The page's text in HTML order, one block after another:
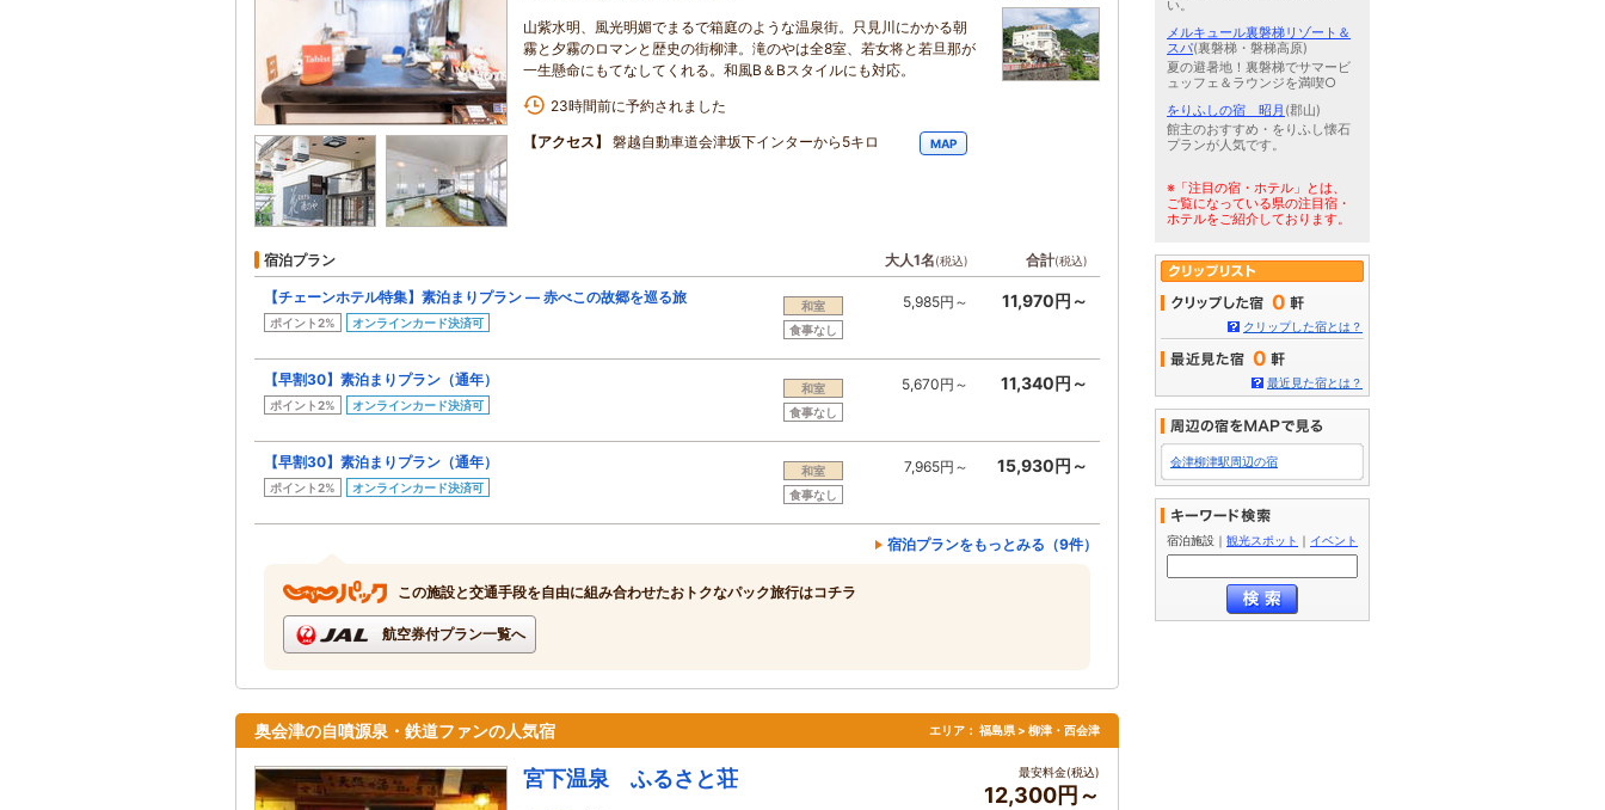
山紫水明、風光明媚でまるで箱庭のような温泉街。只見川にかかる朝
霧と夕霧のロマンと歴史の街柳津。滝のやは全8室、若女将と若旦那が
一生懸命にもてなしてくれる。和風B＆Bスタイルにも対応。
23時間前に予約されました
【アクセス】
磐越自動車道会津坂下インターから5キロ MAP
宿泊プラン 大人1名(税込) 合計(税込)
【チェーンホテル特集】素泊まりプラン ― 赤べこの故郷を巡る旅
ポイント2% オンラインカード決済可
和室
食事なし
5,985円～ 11,970円～
【早割30】素泊まりプラン（通年）
ポイント2% オンラインカード決済可
和室
食事なし
5,670円～ 11,340円～
【早割30】素泊まりプラン（通年）
ポイント2% オンラインカード決済可
和室
食事なし
7,965円～ 15,930円～
宿泊プランをもっとみる（9件）
この施設と交通手段を自由に組み合わせたおトクなパック旅行はコチラ
航空券付プラン一覧へ
奥会津の自噴源泉・鉄道ファンの人気宿 エリア： 福島県 > 柳津・西会津
宮下温泉 ふるさと荘 最安料金(税込)
12,300円～
い。
メルキュール裏磐梯リゾート＆
スパ(裏磐梯・磐梯高原)
夏の避暑地！裏磐梯でサマービ
ュッフェ＆ラウンジを満喫○
をりふしの宿 昭月 (郡山)
館主のおすすめ・をりふし懐石
プランが人気です。
※「注目の宿・ホテル」とは、
ご覧になっている県の注目宿・
ホテルをご紹介しております。
0
クリップした宿とは？
0
最近見た宿とは？
会津柳津駅周辺の宿
宿泊施設 ｜ 観光スポット ｜ イベント